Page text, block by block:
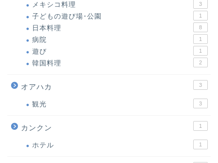
メキシコ料理 3
子どもの遊び場･公園 1
日本料理 8
病院 1
遊び 1
韓国料理 2
オアハカ 3
観光 3
カンクン 1
ホテル 1